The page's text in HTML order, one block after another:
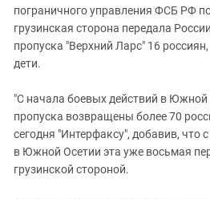
пограничного управления ФСБ РФ
грузинская сторона передала
пропуска "Верхний Ларс" 16
дети.
"С начала боевых действий в Южной
пропуска возвращены более 70
сегодня "Интерфаксу", добавив, что
в Южной Осетии эта уже восьмая
грузинской стороной.